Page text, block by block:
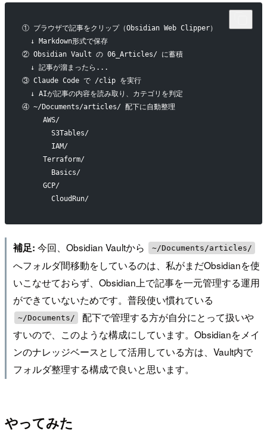
① ブラウザで記事をクリップ（Obsidian Web Clipper）
  ↓ Markdown形式で保存
② Obsidian Vault の 06_Articles/ に蓄積
  ↓ 記事が溜まったら...
③ Claude Code で /clip を実行
  ↓ AIが記事の内容を読み取り、カテゴリを判定
④ ~/Documents/articles/ 配下に自動整理
     AWS/
       S3Tables/
       IAM/
     Terraform/
       Basics/
     GCP/
       CloudRun/
補足: 今回、Obsidian Vaultから ~/Documents/articles/
へフォルダ間移動をしているのは、私がまだObsidianを使
いこなせておらず、Obsidian上で記事を一元管理する運用
ができていないためです。普段使い慣れている
~/Documents/
配下で管理する方が自分にとって扱いや
すいので、このような構成にしています。Obsidianをメイ
ンのナレッジベースとして活用している方は、Vault内で
フォルダ整理する構成で良いと思います。
やってみた